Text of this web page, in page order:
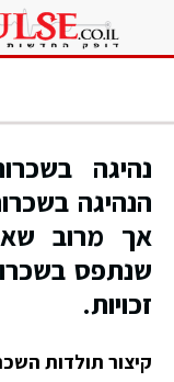
נהיגה
הנהיגה
אך מרוב
שנתפס
זכויות.
קיצור תולדות